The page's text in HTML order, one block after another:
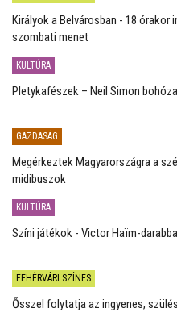
Királyok a Belvárosban - 18 órakor
szombati menet
KULTÚRA
Pletykafészek – Neil Simon
GAZDASÁG
Megérkeztek Magyarországra a
midibuszok
KULTÚRA
Színi játékok - Victor Haïm-
FEHÉRVÁRI SZÍNES
Ősszel folytatja az ingyenes,